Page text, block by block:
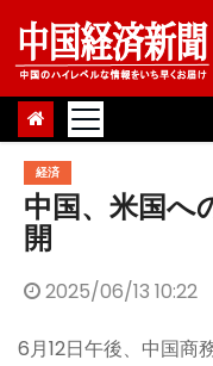
Skip
content
経済
中国、米国へ
開
2025/06/13 10:22
6月12日午後、中国商